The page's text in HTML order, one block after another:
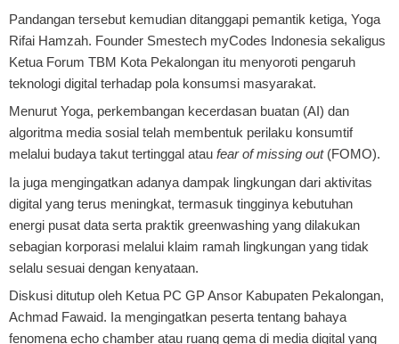
Pandangan tersebut kemudian ditanggapi pemantik ketiga, Yoga
Rifai Hamzah. Founder Smestech myCodes Indonesia sekaligus
Ketua Forum TBM Kota Pekalongan itu menyoroti pengaruh
teknologi digital terhadap pola konsumsi masyarakat.
Menurut Yoga, perkembangan kecerdasan buatan (AI) dan
algoritma media sosial telah membentuk perilaku konsumtif
melalui budaya takut tertinggal atau fear of missing out(FOMO).
Ia juga mengingatkan adanya dampak lingkungan dari aktivitas
digital yang terus meningkat, termasuk tingginya kebutuhan
energi pusat data serta praktik greenwashing yang dilakukan
sebagian korporasi melalui klaim ramah lingkungan yang tidak
selalu sesuai dengan kenyataan.
Diskusi ditutup oleh Ketua PC GP Ansor Kabupaten Pekalongan,
Achmad Fawaid. Ia mengingatkan peserta tentang bahaya
fenomena echo chamber atau ruang gema di media digital yang